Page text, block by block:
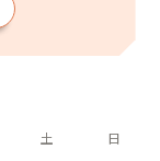
土 日